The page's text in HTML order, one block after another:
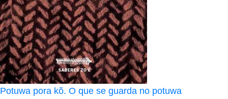
Potuwa pora kõ. O que se guarda no potuwa